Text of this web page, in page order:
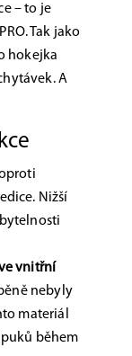
– to je
Tak jako
hokejka
A
Nižší
vnitřní
nebyly
materiál
během